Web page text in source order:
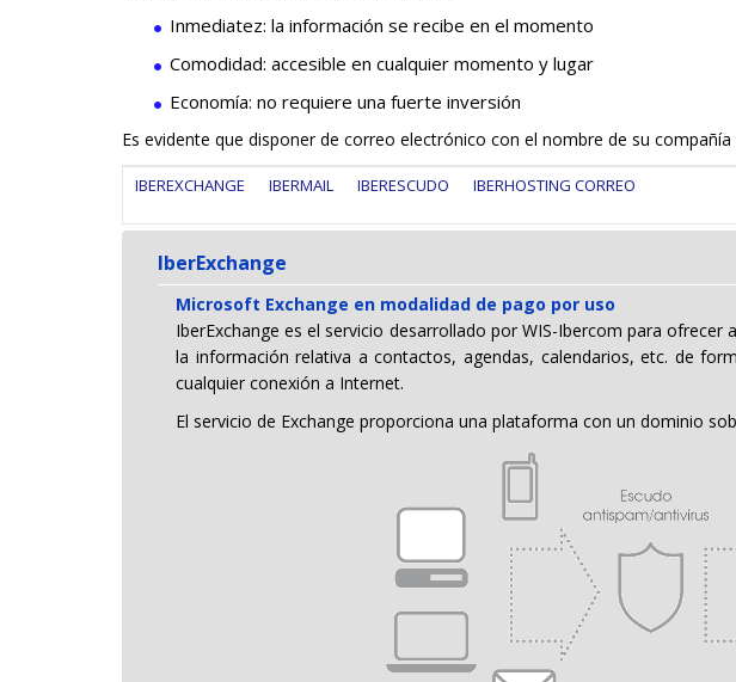
Inmediatez: la información se recibe en el momento
Comodidad: accesible en cualquier momento y lugar
Economía: no requiere una fuerte inversión
Es evidente que disponer de correo electrónico con el nombre de su
IBEREXCHANGE IBERMAIL IBERESCUDO IBERHOSTING CORREO
IberExchange
Microsoft Exchange en modalidad de pago por uso
IberExchange es el servicio desarrollado por WIS-Ibercom para
la información relativa a contactos, agendas, calendarios, etc. de
cualquier conexión a Internet.
El servicio de Exchange proporciona una plataforma con un dominio